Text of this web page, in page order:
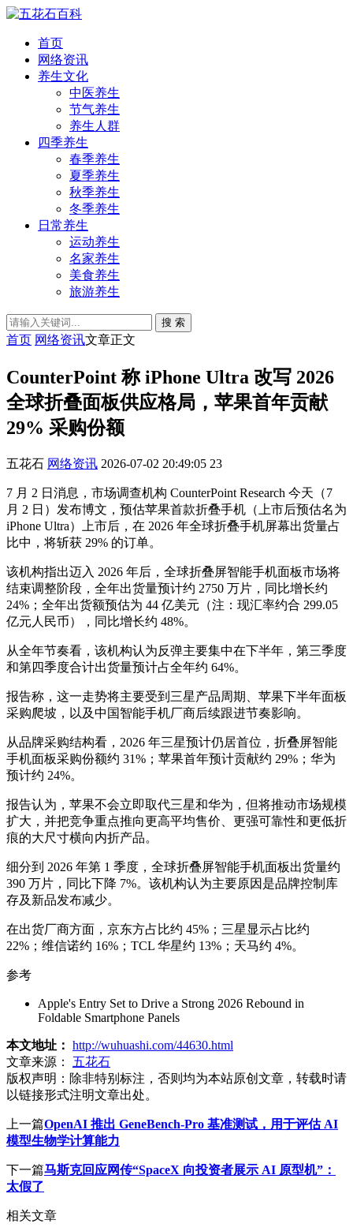
首页
网络资讯
养生文化
中医养生
节气养生
养生人群
四季养生
春季养生
夏季养生
秋季养生
冬季养生
日常养生
运动养生
名家养生
美食养生
旅游养生
搜 索
首页 网络资讯文章正文
CounterPoint 称 iPhone Ultra 改写 2026
全球折叠面板供应格局，苹果首年贡献
29% 采购份额
五花石 网络资讯 2026-07-02 20:49:05 23
7 月 2 日消息，市场调查机构 CounterPoint Research 今天（7
月 2 日）发布博文，预估苹果首款折叠手机（上市后预估名为
iPhone Ultra）上市后，在 2026 年全球折叠手机屏幕出货量占
比中，将斩获 29% 的订单。
该机构指出迈入 2026 年后，全球折叠屏智能手机面板市场将
结束调整阶段，全年出货量预计约 2750 万片，同比增长约
24%；全年出货额预估为 44 亿美元（注：现汇率约合 299.05
亿元人民币），同比增长约 48%。
从全年节奏看，该机构认为反弹主要集中在下半年，第三季度
和第四季度合计出货量预计占全年约 64%。
报告称，这一走势将主要受到三星产品周期、苹果下半年面板
采购爬坡，以及中国智能手机厂商后续跟进节奏影响。
从品牌采购结构看，2026 年三星预计仍居首位，折叠屏智能
手机面板采购份额约 31%；苹果首年预计贡献约 29%；华为
预计约 24%。
报告认为，苹果不会立即取代三星和华为，但将推动市场规模
扩大，并把竞争重点推向更高平均售价、更强可靠性和更低折
痕的大尺寸横向内折产品。
细分到 2026 年第 1 季度，全球折叠屏智能手机面板出货量约
390 万片，同比下降 7%。该机构认为主要原因是品牌控制库
存及新品发布减少。
在出货厂商方面，京东方占比约 45%；三星显示占比约
22%；维信诺约 16%；TCL 华星约 13%；天马约 4%。
参考
Apple's Entry Set to Drive a Strong 2026 Rebound in
Foldable Smartphone Panels
本文地址： http://wuhuashi.com/44630.html
文章来源：
五花石
版权声明： 除非特别标注，否则均为本站原创文章，转载时请
以链接形式注明文章出处。
上一篇OpenAI 推出 GeneBench-Pro 基准测试，用于评估 AI
模型生物学计算能力
下一篇马斯克回应网传“SpaceX 向投资者展示 AI 原型机”：
太假了
相关文章